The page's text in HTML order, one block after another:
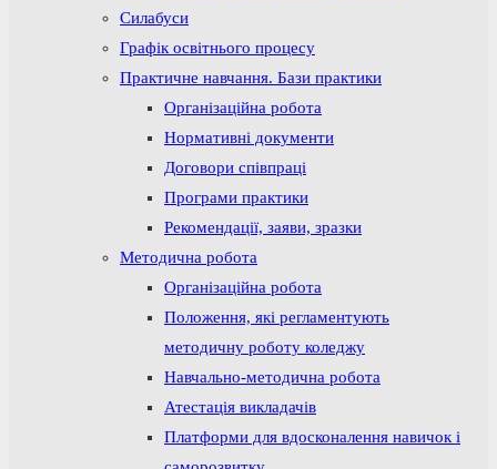
Силабуси
Графік освітнього процесу
Практичне навчання. Бази практики
Організаційна робота
Нормативні документи
Договори співпраці
Програми практики
Рекомендації, заяви, зразки
Методична робота
Організаційна робота
Положення, які регламентують
методичну роботу коледжу
Навчально-методична робота
Атестація викладачів
Платформи для вдосконалення навичок і